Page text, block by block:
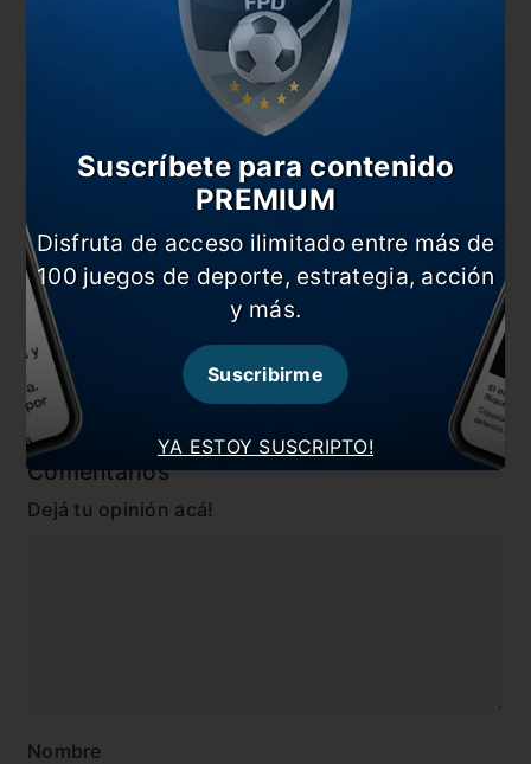
conversación para poder negociar.
También te puede interesar
Revolución Gago: cinco cambios para el debut
Otro que se acerca a Racing: Aníbal Moreno
Árbitros confirmados para los próximos partidos
En esta nota:
#Gago #Noticia
#Racing
Comentarios
Dejá tu opinión acá!
Nombre
YA ESTOY SUSCRIPTO!
Suscríbete para contenido
PREMIUM
Disfruta de acceso ilimitado entre más de
100 juegos de deporte, estrategia, acción
y más.
Suscribirme